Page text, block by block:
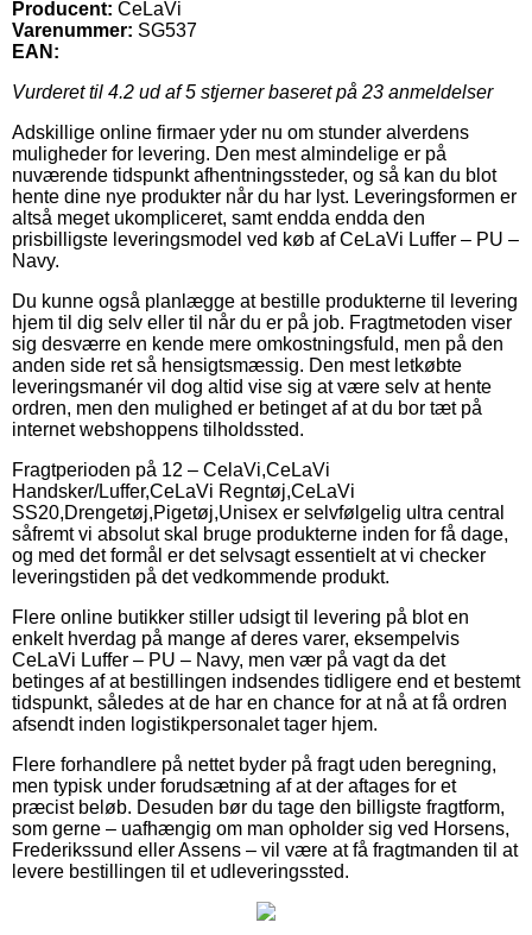
Producent: CeLaVi
Varenummer: SG537
EAN:
Vurderet til 4.2 ud af 5 stjerner baseret på 23 anmeldelser
Adskillige online firmaer yder nu om stunder alverdens
muligheder for levering. Den mest almindelige er på
nuværende tidspunkt afhentningssteder, og så kan du blot
hente dine nye produkter når du har lyst. Leveringsformen er
altså meget ukompliceret, samt endda endda den
prisbilligste leveringsmodel ved køb af CeLaVi Luffer – PU –
Navy.
Du kunne også planlægge at bestille produkterne til levering
hjem til dig selv eller til når du er på job. Fragtmetoden viser
sig desværre en kende mere omkostningsfuld, men på den
anden side ret så hensigtsmæssig. Den mest letkøbte
leveringsmanér vil dog altid vise sig at være selv at hente
ordren, men den mulighed er betinget af at du bor tæt på
internet webshoppens tilholdssted.
Fragtperioden på 12 – CelaVi,CeLaVi
Handsker/Luffer,CeLaVi Regntøj,CeLaVi
SS20,Drengetøj,Pigetøj,Unisex er selvfølgelig ultra central
såfremt vi absolut skal bruge produkterne inden for få dage,
og med det formål er det selvsagt essentielt at vi checker
leveringstiden på det vedkommende produkt.
Flere online butikker stiller udsigt til levering på blot en
enkelt hverdag på mange af deres varer, eksempelvis
CeLaVi Luffer – PU – Navy, men vær på vagt da det
betinges af at bestillingen indsendes tidligere end et bestemt
tidspunkt, således at de har en chance for at nå at få ordren
afsendt inden logistikpersonalet tager hjem.
Flere forhandlere på nettet byder på fragt uden beregning,
men typisk under forudsætning af at der aftages for et
præcist beløb. Desuden bør du tage den billigste fragtform,
som gerne – uafhængig om man opholder sig ved Horsens,
Frederikssund eller Assens – vil være at få fragtmanden til at
levere bestillingen til et udleveringssted.